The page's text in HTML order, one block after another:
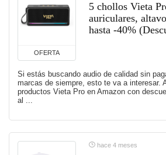
OFERTA
5 chollos Vieta
auriculares,
hasta -40%
Si estás buscando audio de calidad sin
marcas de siempre, esto te va a interesar.
productos Vieta Pro en Amazon con
al ...
hace 4 meses